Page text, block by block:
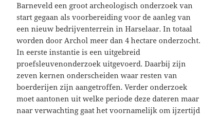
Barneveld een groot archeologisch onderzoek van
start gegaan als voorbereiding voor de aanleg van
een nieuw bedrijventerrein in Harselaar. In totaal
worden door Archol meer dan 4 hectare onderzocht.
In eerste instantie is een uitgebreid
proefsleuvenonderzoek uitgevoerd. Daarbij zijn
zeven kernen onderscheiden waar resten van
boerderijen zijn aangetroffen. Verder onderzoek
moet aantonen uit welke periode deze dateren maar
naar verwachting gaat het voornamelijk om ijzertijd